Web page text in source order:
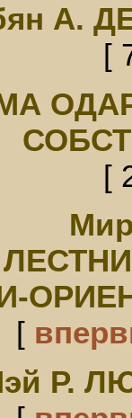
А.
[
[
[
Р.